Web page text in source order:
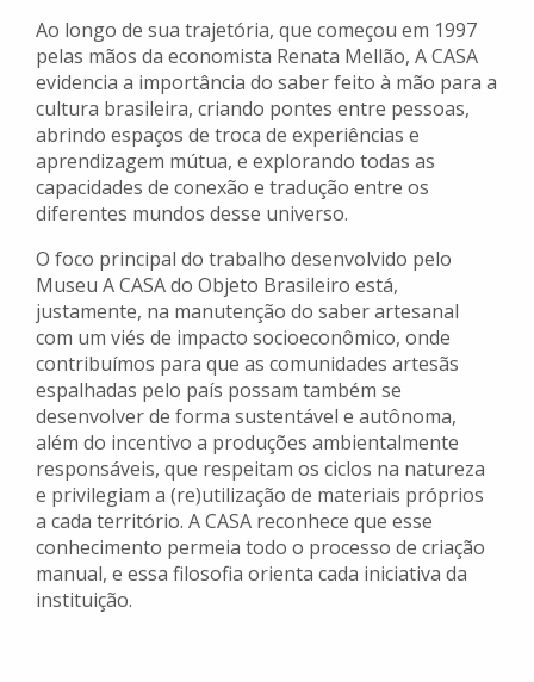
Ao longo de sua trajetória, que começou em 1997
pelas mãos da economista Renata Mellão, A CASA
evidencia a importância do saber feito à mão para a
cultura brasileira, criando pontes entre pessoas,
abrindo espaços de troca de experiências e
aprendizagem mútua, e explorando todas as
capacidades de conexão e tradução entre os
diferentes mundos desse universo.
O foco principal do trabalho desenvolvido pelo
Museu A CASA do Objeto Brasileiro está,
justamente, na manutenção do saber artesanal
com um viés de impacto socioeconômico, onde
contribuímos para que as comunidades artesãs
espalhadas pelo país possam também se
desenvolver de forma sustentável e autônoma,
além do incentivo a produções ambientalmente
responsáveis, que respeitam os ciclos na natureza
e privilegiam a (re)utilização de materiais próprios
a cada território. A CASA reconhece que esse
conhecimento permeia todo o processo de criação
manual, e essa filosofia orienta cada iniciativa da
instituição.